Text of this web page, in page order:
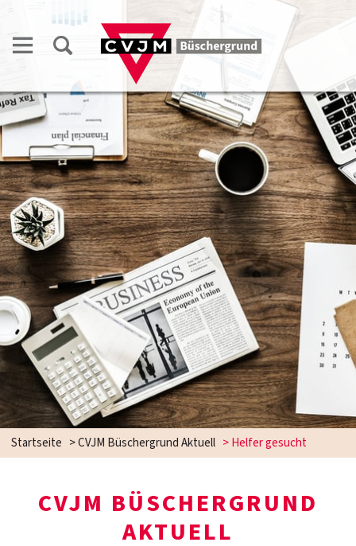
Startseite >CVJM Büschergrund Aktuell >Helfer gesucht
CVJM BÜSCHERGRUND
AKTUELL